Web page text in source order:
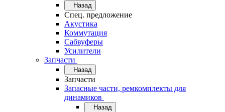
Назад
Спец. предложение
Акустика
Коммутация
Сабвуферы
Усилители
Запчасти
Назад
Запчасти
Запасные части, ремкомплекты для
динамиков
Назад